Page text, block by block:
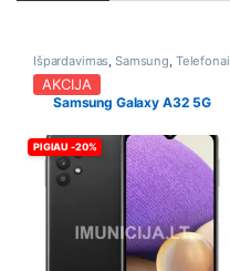
PIGIAU -20%
Išpardavimas,Samsung, Telefonai
AKCIJA
Samsung Galaxy A32 5G